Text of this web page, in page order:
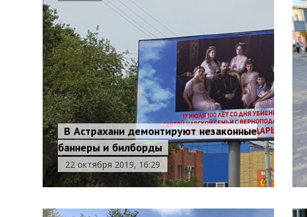
В Астрахани демонтируют незаконные
баннеры и билборды
22 октября 2019, 16:29